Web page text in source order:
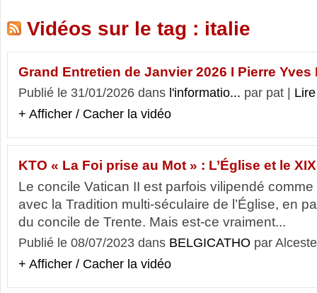
Vidéos sur le tag : italie
Grand Entretien de Janvier 2026 I Pierre
Publié le 31/01/2026 dans l'informatio... par pat |
+ Afficher / Cacher la vidéo
KTO « La Foi prise au Mot » : L’Église et le
Le concile Vatican II est parfois vilipendé
avec la Tradition multi-séculaire de l’Église, en
du concile de Trente. Mais est-ce vraiment...
Publié le 08/07/2023 dans BELGICATHO par
+ Afficher / Cacher la vidéo